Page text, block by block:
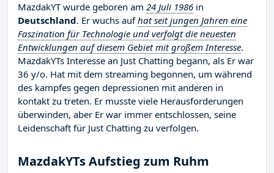
MazdakYT wurde geboren am 24 Juli 1986 in
Deutschland. Er wuchs aufhat seit jungen Jahren eine
Faszination für Technologie und verfolgt die neuesten
Entwicklungen auf diesem Gebiet mit großem Interesse.
MazdakYTs Interesse an Just Chatting begann, als Er war
36 y/o. Hat mit dem streaming begonnen, um während
des kampfes gegen depressionen mit anderen in
kontakt zu treten. Er musste viele Herausforderungen
überwinden, aber Er war immer entschlossen, seine
Leidenschaft für Just Chatting zu verfolgen.
MazdakYTs Aufstieg zum Ruhm